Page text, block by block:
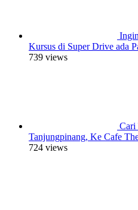
Kursus di Super Drive ada
739 views
Cari
Tanjungpinang, Ke Cafe
724 views